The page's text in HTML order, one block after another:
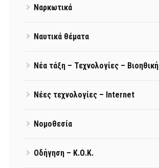
Ναρκωτικά
Ναυτικά θέματα
Νέα τάξη – Τεχνολογίες – Βιοηθική
Νέες τεχνολογίες – Internet
Νομοθεσία
Οδήγηση – Κ.Ο.Κ.